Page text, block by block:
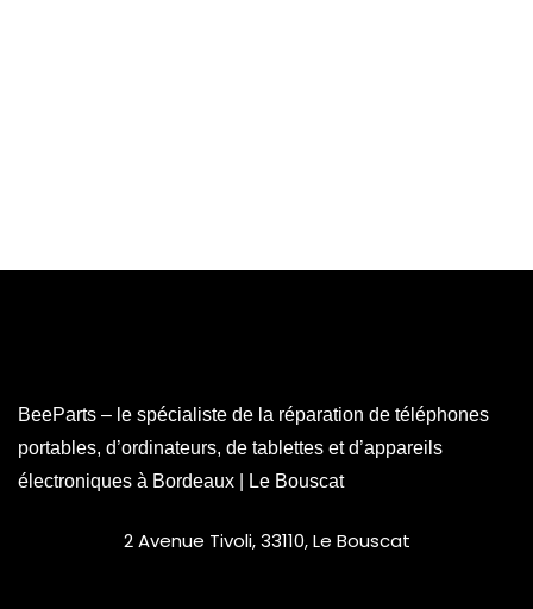
BeeParts – le spécialiste de la réparation de téléphones
portables, d’ordinateurs, de tablettes et d’appareils
électroniques à Bordeaux | Le Bouscat
2 Avenue Tivoli, 33110, Le Bouscat